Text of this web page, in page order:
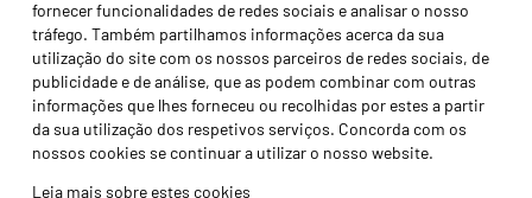
fornecer funcionalidades de redes sociais e analisar o nosso
tráfego. Também partilhamos informações acerca da sua
utilização do site com os nossos parceiros de redes sociais, de
publicidade e de análise, que as podem combinar com outras
informações que lhes forneceu ou recolhidas por estes a partir
da sua utilização dos respetivos serviços. Concorda com os
nossos cookies se continuar a utilizar o nosso website.
Leia mais sobre estes cookies
Termos e condições